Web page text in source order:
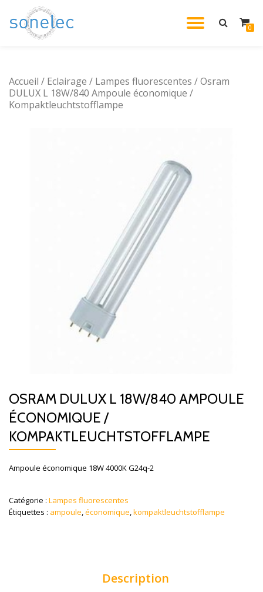
Aller
0
Accueil / Eclairage / Lampes fluorescentes / Osram
DULUX L 18W/840 Ampoule économique /
Kompaktleuchtstofflampe
OSRAM DULUX L 18W/840 AMPOULE
ÉCONOMIQUE /
KOMPAKTLEUCHTSTOFFLAMPE
Ampoule économique 18W 4000K G24q-2
Catégorie : Lampes fluorescentes
Étiquettes : ampoule,économique,kompaktleuchtstofflampe
Description